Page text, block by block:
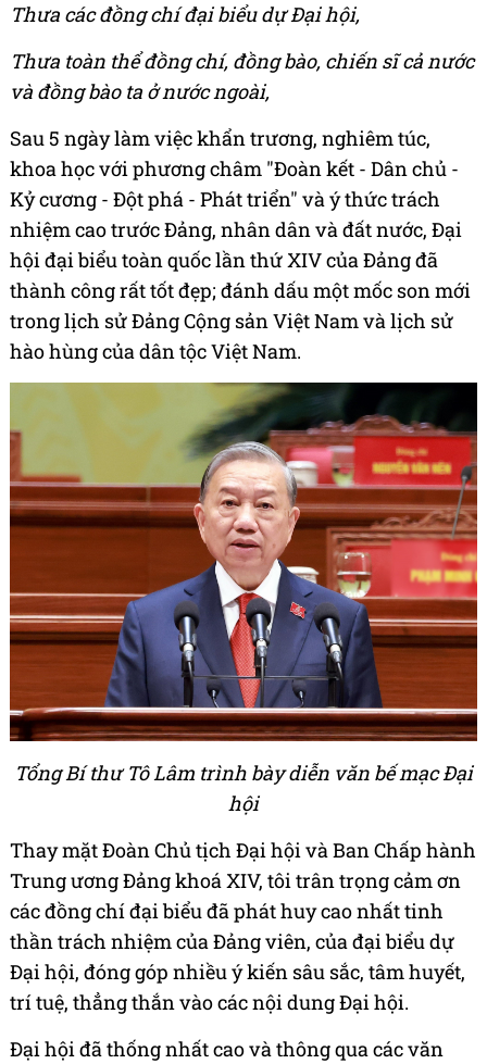
Thưa các đồng chí đại biểu dự Đại hội,
Thưa toàn thể đồng chí, đồng bào, chiến sĩ cả nước
và đồng bào ta ở nước ngoài,
Sau 5 ngày làm việc khẩn trương, nghiêm túc,
khoa học với phương châm "Đoàn kết - Dân chủ -
Kỷ cương - Đột phá - Phát triển" và ý thức trách
nhiệm cao trước Đảng, nhân dân và đất nước, Đại
hội đại biểu toàn quốc lần thứ XIV của Đảng đã
thành công rất tốt đẹp; đánh dấu một mốc son mới
trong lịch sử Đảng Cộng sản Việt Nam và lịch sử
hào hùng của dân tộc Việt Nam.
Tổng Bí thư Tô Lâm trình bày diễn văn bế mạc Đại
hội
Thay mặt Đoàn Chủ tịch Đại hội và Ban Chấp hành
Trung ương Đảng khoá XIV, tôi trân trọng cảm ơn
các đồng chí đại biểu đã phát huy cao nhất tinh
thần trách nhiệm của Đảng viên, của đại biểu dự
Đại hội, đóng góp nhiều ý kiến sâu sắc, tâm huyết,
trí tuệ, thẳng thắn vào các nội dung Đại hội.
Đại hội đã thống nhất cao và thông qua các văn